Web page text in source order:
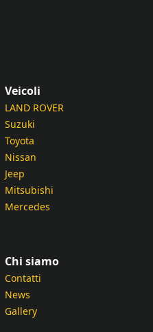
Veicoli
LAND ROVER
Suzuki
Toyota
Nissan
Jeep
Mitsubishi
Mercedes
Chi siamo
Contatti
News
Gallery